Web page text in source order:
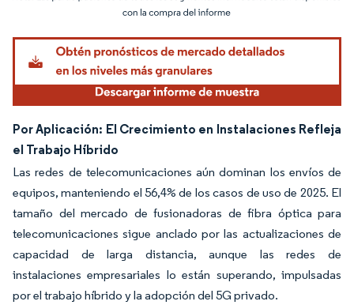
Imagen © Mordor Intelligence. El uso requiere atribución según CC BY 4.0.
Por Aplicación: El Crecimiento en Instalaciones Refleja
el Trabajo Híbrido
Las redes de telecomunicaciones aún dominan los envíos de
equipos, manteniendo el 56,4% de los casos de uso de 2025. El
tamaño del mercado de fusionadoras de fibra óptica para
telecomunicaciones sigue anclado por las actualizaciones de
capacidad de larga distancia, aunque las redes de
instalaciones empresariales lo están superando, impulsadas
por el trabajo híbrido y la adopción del 5G privado.